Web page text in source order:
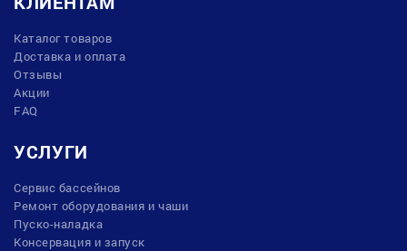
Каталог товаров
Доставка и оплата
Отзывы
Акции
FAQ
УСЛУГИ
Сервис бассейнов
Ремонт оборудования и чаши
Пуско-наладка
Консервация и запуск